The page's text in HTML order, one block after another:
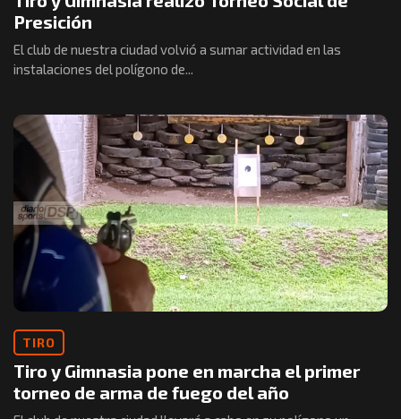
Presición
El club de nuestra ciudad volvió a sumar actividad en las
instalaciones del polígono de...
TIRO
Tiro y Gimnasia pone en marcha el primer
torneo de arma de fuego del año